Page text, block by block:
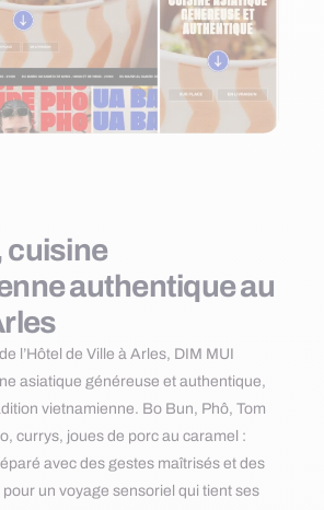
cuisine
authentique au
l’Hôtel de Ville à Arles, DIM MUI
asiatique généreuse et authentique,
vietnamienne. Bo Bun, Phô, Tom
currys, joues de porc au caramel :
avec des gestes maîtrisés et des
un voyage sensoriel qui tient ses